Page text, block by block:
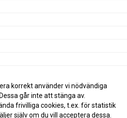
korrekt använder vi nödvändiga
går inte att stänga av.
frivilliga cookies, t.ex. för statistik
själv om du vill acceptera dessa.